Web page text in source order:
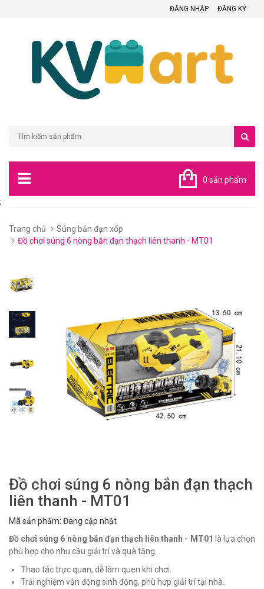
ĐĂNG NHẬP ĐĂNG KÝ
0 sản phẩm
;
Trang chủ
Súng bắn đạn xốp
Đồ chơi súng 6 nòng bắn đạn thạch liên thanh - MT01
Đồ chơi súng 6 nòng bắn đạn thạch
liên thanh - MT01
Mã sản phẩm: Đang cập nhật
Đồ chơi súng 6 nòng bắn đạn thạch liên thanh - MT01
là lựa chọn
phù hợp cho nhu cầu giải trí và quà tặng.
Thao tác trực quan, dễ làm quen khi chơi.
Trải nghiệm vận động sinh động, phù hợp giải trí tại nhà.